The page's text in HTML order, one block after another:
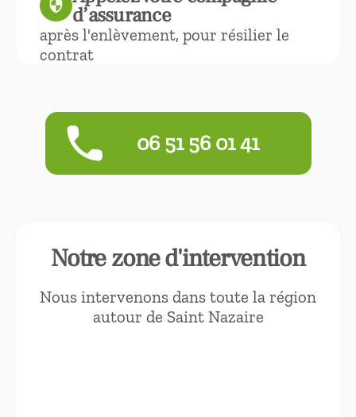
security d’assurance
après l'enlèvement, pour résilier le
contrat
phone ‭06 51 56 01 41‬
Notre zone d'intervention
Nous intervenons dans toute la région
autour de Saint Nazaire